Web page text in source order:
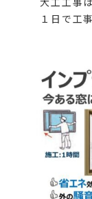
１日で工事